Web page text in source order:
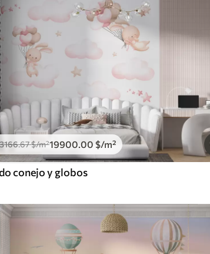
.67$/m²19900 .00 $/m²
conejo y globos